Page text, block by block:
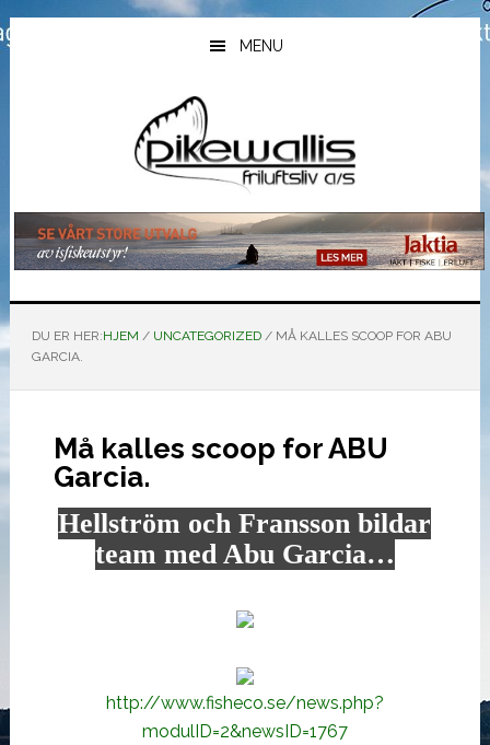
Hopp
til
Hopp
til
Hopp
til
MENU
DU ER HER:HJEM / UNCATEGORIZED /MÅ KALLES SCOOP FOR ABU
GARCIA.
Må kalles scoop for ABU
Garcia.
Hellström och Fransson bildar
team med Abu Garcia…
http://www.fisheco.se/news.php?
modulID=2&newsID=1767